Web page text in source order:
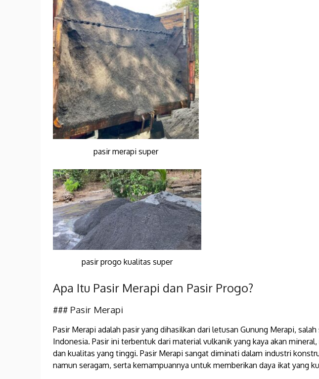
pasir merapi super
pasir progo kualitas super
Apa Itu Pasir Merapi dan Pasir Progo?
### Pasir Merapi
Pasir Merapi adalah pasir yang dihasilkan dari letusan Gunung Merapi,
Indonesia. Pasir ini terbentuk dari material vulkanik yang kaya akan
dan kualitas yang tinggi. Pasir Merapi sangat diminati dalam industri
namun seragam, serta kemampuannya untuk memberikan daya ikat yang